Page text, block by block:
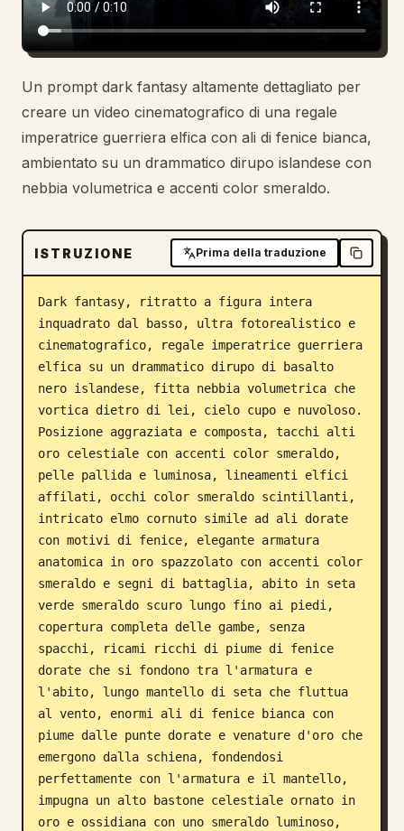
Un prompt dark fantasy altamente dettagliato per
creare un video cinematografico di una regale
imperatrice guerriera elfica con ali di fenice bianca,
ambientato su un drammatico dirupo islandese con
nebbia volumetrica e accenti color smeraldo.
ISTRUZIONE Prima della traduzione
Dark fantasy, ritratto a figura intera
inquadrato dal basso, ultra fotorealistico e
cinematografico, regale imperatrice guerriera
elfica su un drammatico dirupo di basalto
nero islandese, fitta nebbia volumetrica che
vortica dietro di lei, cielo cupo e nuvoloso.
Posizione aggraziata e composta, tacchi alti
oro celestiale con accenti color smeraldo,
pelle pallida e luminosa, lineamenti elfici
affilati, occhi color smeraldo scintillanti,
intricato elmo cornuto simile ad ali dorate
con motivi di fenice, elegante armatura
anatomica in oro spazzolato con accenti color
smeraldo e segni di battaglia, abito in seta
verde smeraldo scuro lungo fino ai piedi,
copertura completa delle gambe, senza
spacchi, ricami ricchi di piume di fenice
dorate che si fondono tra l'armatura e
l'abito, lungo mantello di seta che fluttua
al vento, enormi ali di fenice bianca con
piume dalle punte dorate e venature d'oro che
emergono dalla schiena, fondendosi
perfettamente con l'armatura e il mantello,
impugna un alto bastone celestiale ornato in
oro e ossidiana con uno smeraldo luminoso,